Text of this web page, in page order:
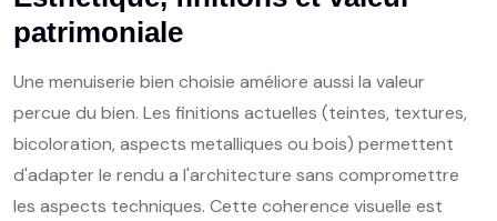
patrimoniale
Une menuiserie bien choisie améliore aussi la valeur
percue du bien. Les finitions actuelles (teintes, textures,
bicoloration, aspects metalliques ou bois) permettent
d'adapter le rendu a l'architecture sans compromettre
les aspects techniques. Cette coherence visuelle est